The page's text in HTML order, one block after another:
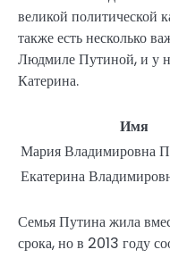
великой политической
также есть несколько
Людмиле Путиной, и у
Катерина.
Имя
Мария Владимировна
Екатерина
Семья Путина жила
срока, но в 2013 году